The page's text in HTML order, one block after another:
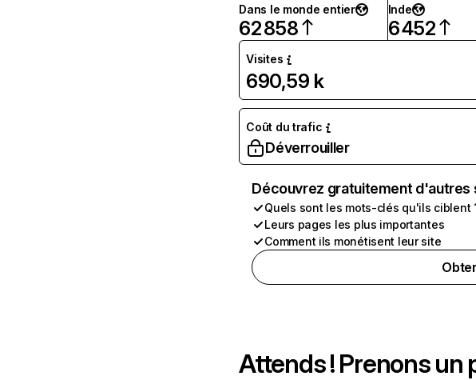
Dans le monde entier
62 858
Inde
6 452
Visites
690,59 k
Coût du trafic
Déverrouiller
Découvrez gratuitement
Quels sont les mots-clés qu'ils ciblent
Leurs pages les plus importantes
Comment ils monétisent leur site
Attends ! Prenons un